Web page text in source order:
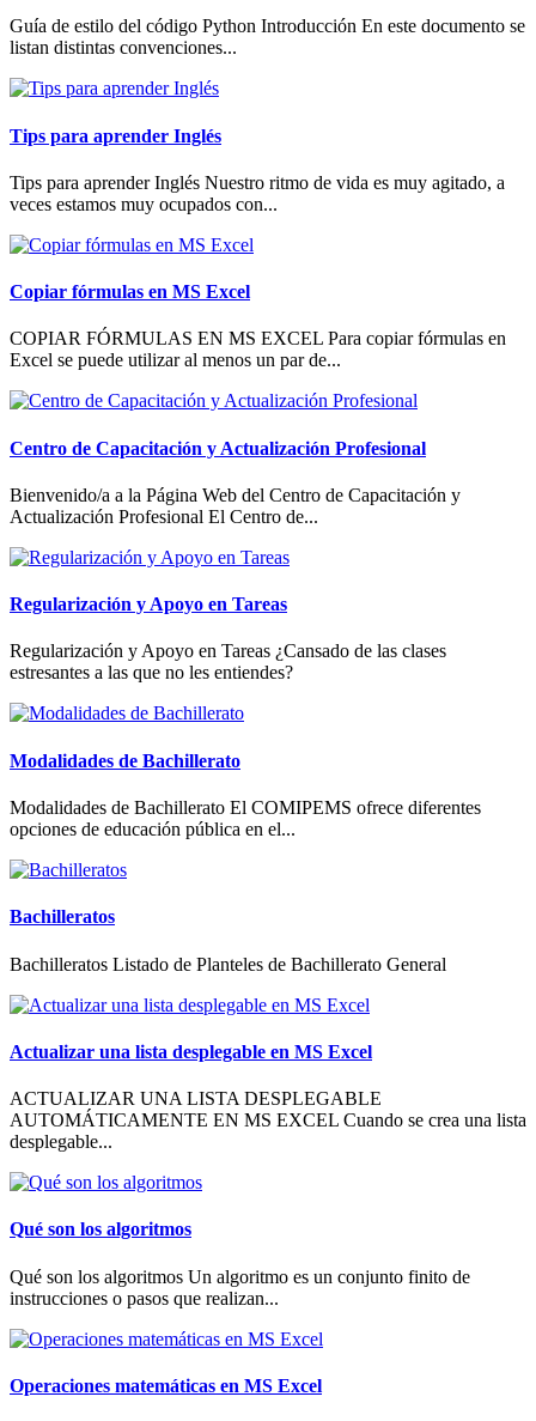
Guía de estilo del código Python Introducción En este documento se
listan distintas convenciones...
Tips para aprender Inglés
Tips para aprender Inglés Nuestro ritmo de vida es muy agitado, a
veces estamos muy ocupados con...
Copiar fórmulas en MS Excel
COPIAR FÓRMULAS EN MS EXCEL Para copiar fórmulas en
Excel se puede utilizar al menos un par de...
Centro de Capacitación y Actualización Profesional
Bienvenido/a a la Página Web del Centro de Capacitación y
Actualización Profesional El Centro de...
Regularización y Apoyo en Tareas
Regularización y Apoyo en Tareas ¿Cansado de las clases
estresantes a las que no les entiendes?
Modalidades de Bachillerato
Modalidades de Bachillerato El COMIPEMS ofrece diferentes
opciones de educación pública en el...
Bachilleratos
Bachilleratos Listado de Planteles de Bachillerato General
Actualizar una lista desplegable en MS Excel
ACTUALIZAR UNA LISTA DESPLEGABLE
AUTOMÁTICAMENTE EN MS EXCEL Cuando se crea una lista
desplegable...
Qué son los algoritmos
Qué son los algoritmos Un algoritmo es un conjunto finito de
instrucciones o pasos que realizan...
Operaciones matemáticas en MS Excel